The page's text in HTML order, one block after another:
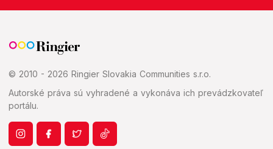
© 2010 - 2026 Ringier Slovakia Communities s.r.o.
Autorské práva sú vyhradené a vykonáva ich prevádzkovateľ
portálu.